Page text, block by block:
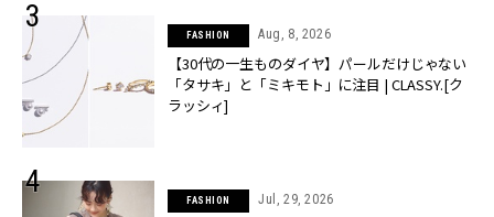
FASHION Aug, 8, 2026
【30代の一生ものダイヤ】パールだけじゃない
「タサキ」と「ミキモト」に注目 | CLASSY.[ク
ラッシィ]
FASHION Jul, 29, 2026